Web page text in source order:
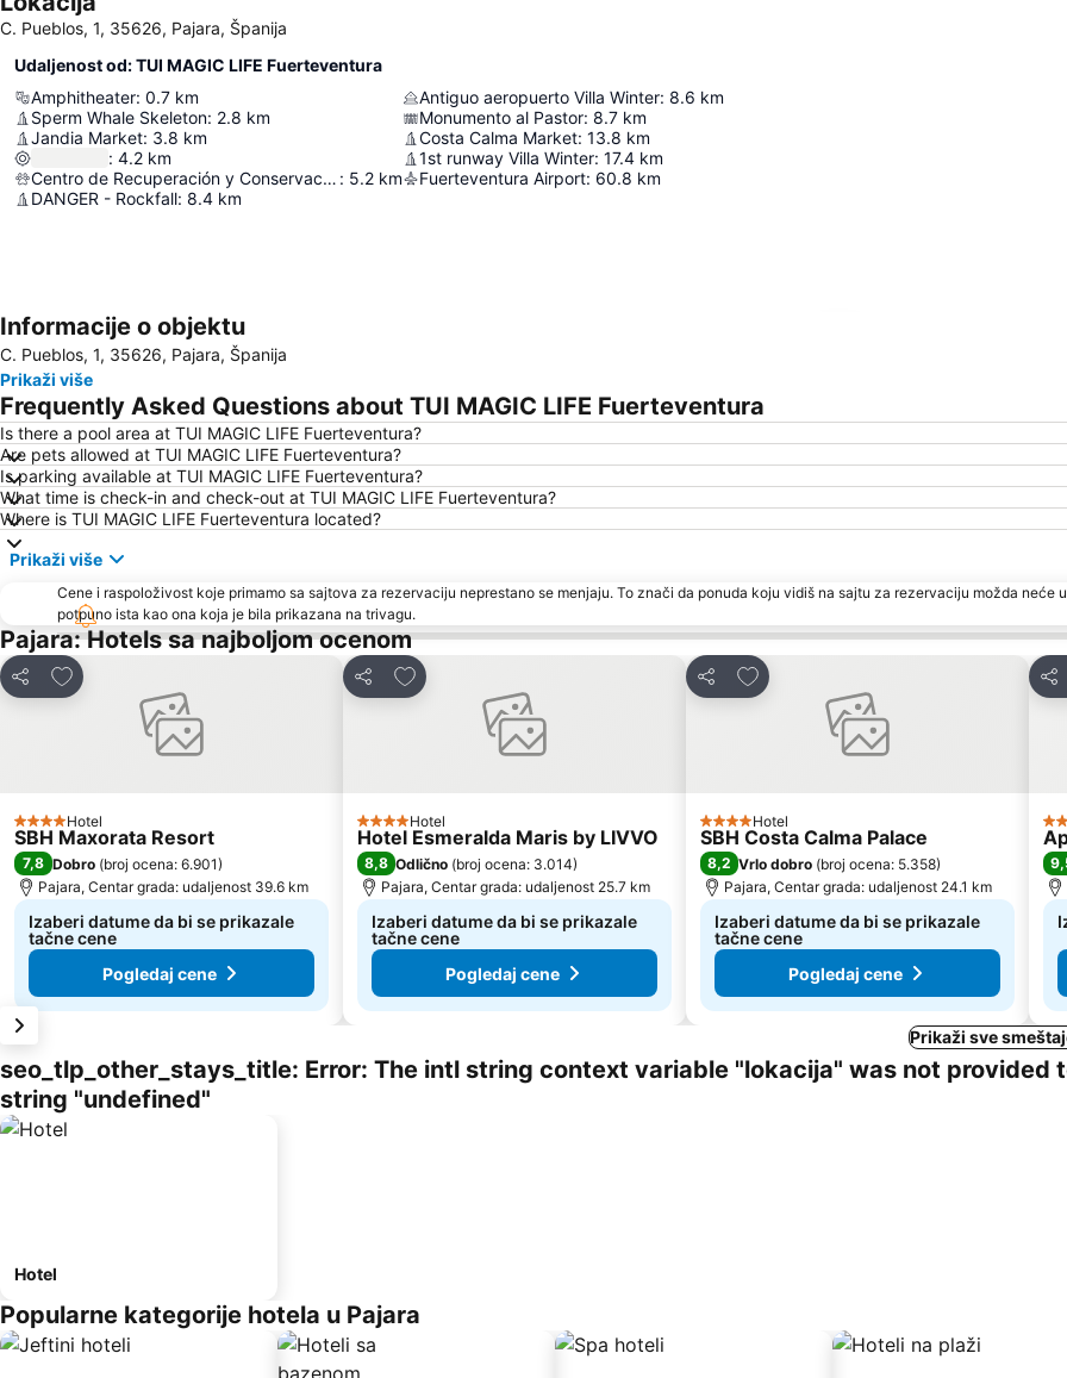
C. Pueblos, 1, 35626, Pajara, Španija
Udaljenost od: TUI MAGIC LIFE Fuerteventura
Amphitheater: 0.7 km
Sperm Whale Skeleton: 2.8 km
Jandia Market: 3.8 km
: 4.2 km
Centro de Recuperación y Conservación Tortugas Marinas : 5.2 km
DANGER - Rockfall: 8.4 km
Antiguo aeropuerto Villa Winter: 8.6 km
Monumento al Pastor: 8.7 km
Costa Calma Market: 13.8 km
1st runway Villa Winter: 17.4 km
Fuerteventura Airport: 60.8 km
Informacije o objektu
C. Pueblos, 1, 35626, Pajara, Španija
Prikaži više
Frequently Asked Questions about TUI MAGIC LIFE Fuerteventura
Is there a pool area at TUI MAGIC LIFE Fuerteventura?
Are pets allowed at TUI MAGIC LIFE Fuerteventura?
Is parking available at TUI MAGIC LIFE Fuerteventura?
What time is check-in and check-out at TUI MAGIC LIFE Fuerteventura?
Where is TUI MAGIC LIFE Fuerteventura located?
Prikaži više
Cene i raspoloživost koje primamo sa sajtova za rezervaciju neprestano se menjaju. To znači da ponuda koju vidiš na sajtu za rezervaciju možda neće
potpuno ista kao ona koja je bila prikazana na trivagu.
Pajara: Hotels sa najboljom ocenom
Deli
Dodati u favorite
4 Zvezdice
Hotel
SBH Maxorata Resort
7,8 Dobro (broj ocena: 6.901)
Pajara, Centar grada: udaljenost 39.6 km
Izaberi datume da bi se prikazale
tačne cene
Pogledaj cene
Deli
Dodati u favorite
4 Zvezdice
Hotel
Hotel Esmeralda Maris by LIVVO
8,8 Odlično (broj ocena: 3.014)
Pajara, Centar grada: udaljenost 25.7 km
Izaberi datume da bi se prikazale
tačne cene
Pogledaj cene
Deli
Dodati u favorite
4 Zvezdice
Hotel
SBH Costa Calma Palace
8,2 Vrlo dobro (broj ocena: 5.358)
Pajara, Centar grada: udaljenost 24.1 km
Izaberi datume da bi se prikazale
tačne cene
Pogledaj cene
Deli
5
Prikaži sve
seo_tlp_other_stays_title: Error: The intl string context variable "lokacija" was not provided
string "undefined"
Hotel
Popularne kategorije hotela u Pajara